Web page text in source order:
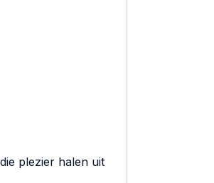
plezier halen uit